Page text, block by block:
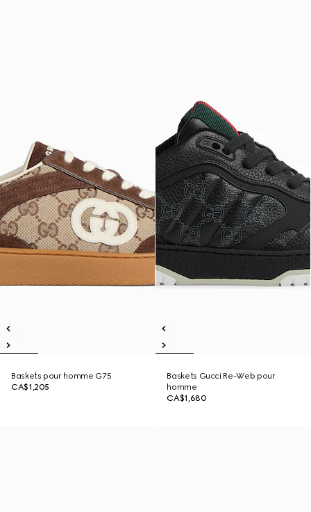
Baskets pour homme G75
CA$1,205
Baskets Gucci Re-Web pour
homme
CA$1,680